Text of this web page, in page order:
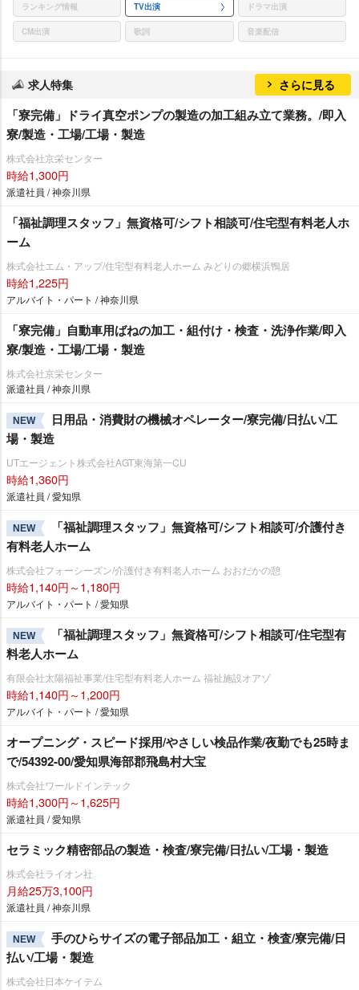
ランキング情報 TV出演 ドラマ出演
CM出演 歌詞 音楽配信
求人特集 さらに見る
「寮完備」ドライ真空ポンプの製造の加工組み立て業務。/即入
寮/製造・工場/工場・製造
株式会社京栄センター
時給1,300円
派遣社員 / 神奈川県
「福祉調理スタッフ」無資格可/シフト相談可/住宅型有料老人ホ
ーム
株式会社エム・アップ/住宅型有料老人ホーム みどりの郷横浜鴨居
時給1,225円
アルバイト・パート / 神奈川県
「寮完備」自動車用ばねの加工・組付け・検査・洗浄作業/即入
寮/製造・工場/工場・製造
株式会社京栄センター
派遣社員 / 神奈川県
NEW
日用品・消費財の機械オペレーター/寮完備/日払い/工
場・製造
UTエージェント株式会社AGT東海第一CU
時給1,360円
派遣社員 / 愛知県
NEW
「福祉調理スタッフ」無資格可/シフト相談可/介護付き
有料老人ホーム
株式会社フォーシーズン/介護付き有料老人ホーム おおだかの憩
時給1,140円～1,180円
アルバイト・パート / 愛知県
NEW
「福祉調理スタッフ」無資格可/シフト相談可/住宅型有
料老人ホーム
有限会社太陽福祉事業/住宅型有料老人ホーム 福祉施設オアゾ
時給1,140円～1,200円
アルバイト・パート / 愛知県
オープニング・スピード採用/やさしい検品作業/夜勤でも25時ま
で/54392-00/愛知県海部郡飛島村大宝
株式会社ワールドインテック
時給1,300円～1,625円
派遣社員 / 愛知県
セラミック精密部品の製造・検査/寮完備/日払い/工場・製造
株式会社ライオン社
月給25万3,100円
派遣社員 / 神奈川県
NEW
手のひらサイズの電子部品加工・組立・検査/寮完備/日
払い/工場・製造
株式会社日本ケイテム